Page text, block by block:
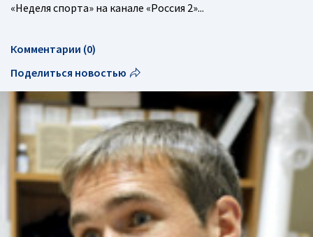
«Неделя спорта» на канале «Россия 2»...
Комментарии (0)
Поделиться новостью